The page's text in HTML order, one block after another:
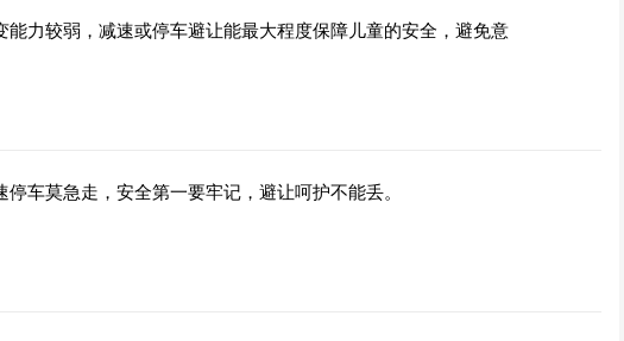
能力较弱，减速或停车避让能最大程度保障儿童的安全，避免意
停车莫急走，安全第一要牢记，避让呵护不能丢。